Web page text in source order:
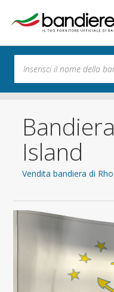
Island
Vendita bandiera di